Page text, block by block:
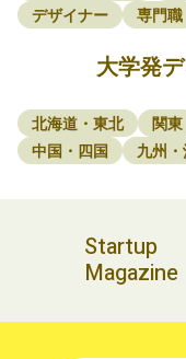
デザイナー
専門職
大学発
北海道・東北 関東
中国・四国
九州
Startup
Magazine